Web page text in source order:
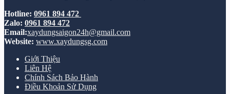
Hotline: 0961 894 472
Zalo: 0961 894 472
Email:xaydungsaigon24h@gmail.com
Website: www.xaydungsg.com
Giới Thiệu
Liên Hệ
Chính Sách Bảo Hành
Điều Khoản Sử Dụng